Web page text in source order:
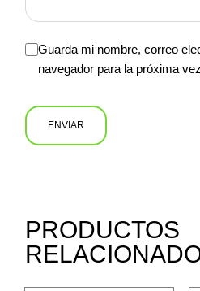
Guarda mi nombre, correo
navegador para la próxima
ENVIAR
PRODUCTOS